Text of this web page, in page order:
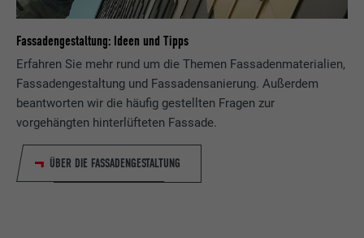
Fassadengestaltung: Ideen und Tipps
Erfahren Sie mehr rund um die Themen Fassadenmaterialien,
Fassadengestaltung und Fassadensanierung. Außerdem
beantworten wir die häufig gestellten Fragen zur
vorgehängten hinterlüfteten Fassade.
ÜBER DIE FASSADENGESTALTUNG